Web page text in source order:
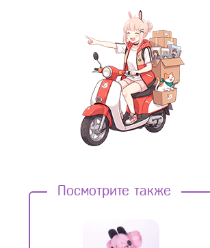
Посмотрите также